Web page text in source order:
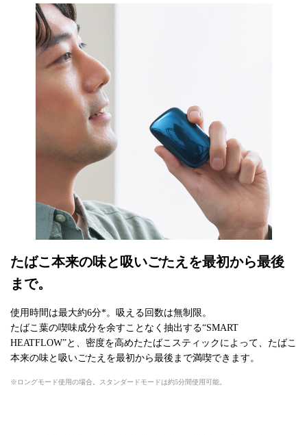
たばこ本来の味と吸いごたえを最初から最後
まで。
使用時間は最大約6分*。吸える回数は無制限。
たばこ葉の喫味成分を余すことなく抽出する“SMART
HEATFLOW”と、密度を高めたたばこスティックによって、たばこ
本来の味と吸いごたえを最初から最後まで満喫できます。
ロングモード使用の場合。スタンダードモードは約5分間使用可能。